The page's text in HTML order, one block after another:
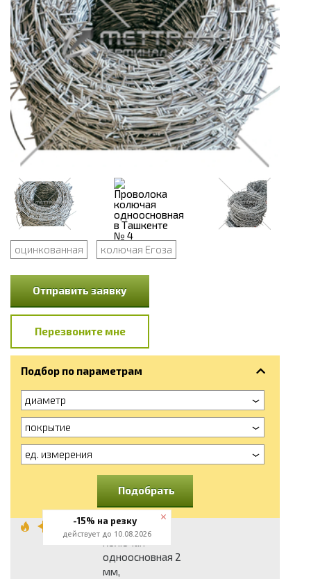
оцинкованная колючая Егоза
Отправить заявку
Перезвоните мне
Подбор по параметрам
диаметр
покрытие
ед. измерения
Подобрать
Проволока
колючая
одноосновная 2
мм,
-15% на резку
действует до 10.08.2026